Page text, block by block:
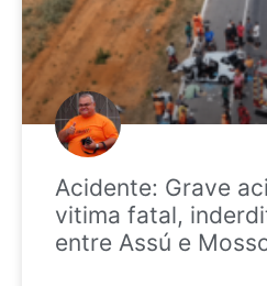
Acidente: Grave
vitima fatal,
entre Assú e